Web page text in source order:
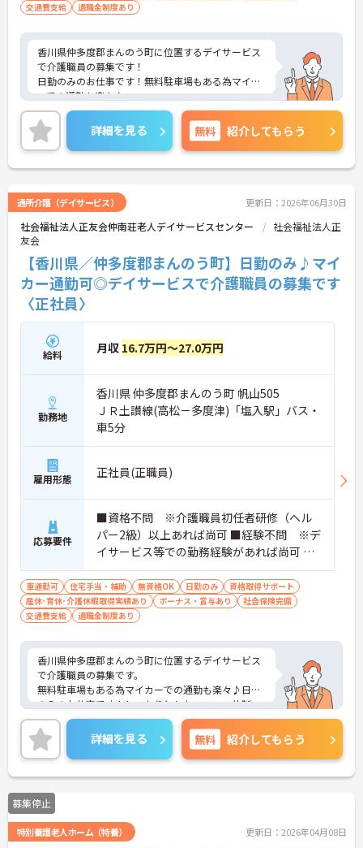
交通費支給
退職金制度あり
香川県仲多度郡まんのう町に位置するデイサービス
で介護職員の募集です！
日勤のみのお仕事です！無料駐車場もある為マイカ
ーでの通勤も楽々♪
昇給や賞与制度があり、頑張りが評価されてしっか
りと還元されます。さらに各種手当も充実している
のは嬉しいポイントです◎また資格取得支援制度も
あり、働きながらもご自身のスキルアップもできま
す！
ントもお伝えしますので是非ご応募お待ちしており
ます。
詳細を見る 無料 紹介してもらう
通所介護（デイサービス） 更新日：2026年06月30日
社会福祉法人正友会仲南荘老人デイサービスセンター
社会福祉法人正
友会
【香川県／仲多度郡まんのう町】日勤のみ♪マイ
カー通勤可◎デイサービスで介護職員の募集です
〈正社員〉
給料 月収 16.7万円～27.0万円
勤務地
香川県 仲多度郡まんのう町 帆山505
ＪＲ土讃線(高松－多度津)「塩入駅」バス・
車5分
雇用形態 正社員(正職員)
応募要件
■資格不問 ※介護職員初任者研修（ヘル
パー2級）以上あれば尚可 ■経験不問 ※デ
イサービス等での勤務経験があれば尚可 ■
普通自動車免許必須（AT限定可） ■必要な
PCスキル：文字入力程度
車通勤可 住宅手当・補助 無資格OK 日勤のみ
資格取得サポート
産休･育休･介護休暇取得実績あり
ボーナス・賞与あり
社会保険完備
交通費支給
退職金制度あり
香川県仲多度郡まんのう町に位置するデイサービス
で介護職員の募集です。
無料駐車場もある為マイカーでの通勤も楽々♪日勤
のみのお仕事です！しっかりとしたフォロー体制
で、経験に関わらず安心してスタートできます。
また昇給、賞与があり、さらに各種手当も充実して
いるのは嬉しいポイントです◎
こちらの求人にご興味がございましたら面接のポイ
ントもお伝えしますので是非ご応募お待ちしており
ます。
詳細を見る 無料 紹介してもらう
募集停止
特別養護老人ホーム（特養） 更新日：2026年04月08日